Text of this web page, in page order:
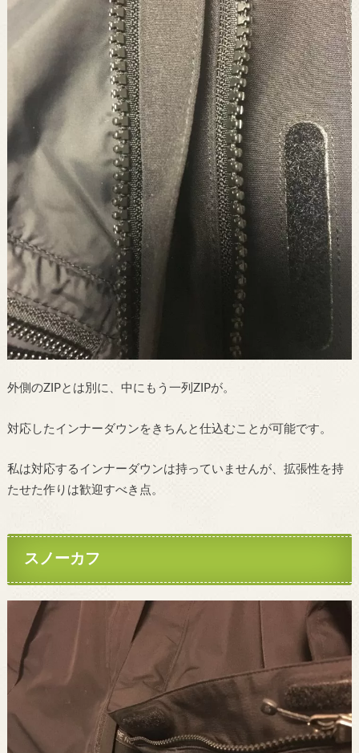
外側のZIPとは別に、中にもう一列ZIPが。
対応したインナーダウンをきちんと仕込むことが可能です。
私は対応するインナーダウンは持っていませんが、拡張性を持
たせた作りは歓迎すべき点。
スノーカフ